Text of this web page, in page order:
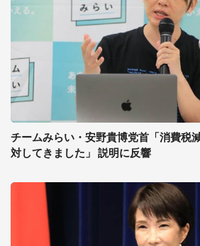
チームみらい・安野貴博党首「消費税
対してきました」 説明に反響